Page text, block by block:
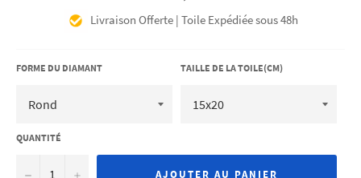
régulier
Livraison Offerte | Toile Expédiée sous 48h
FORME DU DIAMANT TAILLE DE LA TOILE(CM)
QUANTITÉ
− + AJOUTER AU PANIER